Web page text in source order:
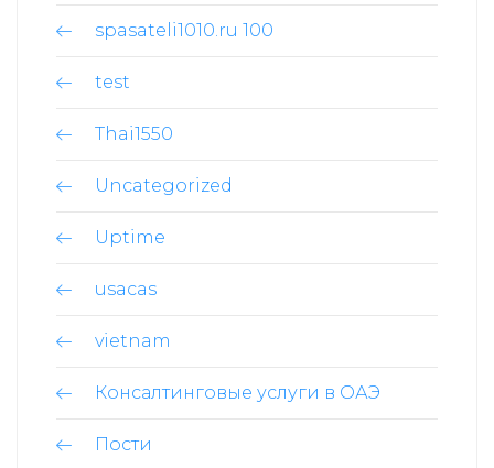
spasateli1010.ru 100
test
Thai1550
Uncategorized
Uptime
usacas
vietnam
Консалтинговые услуги в ОАЭ
Пости